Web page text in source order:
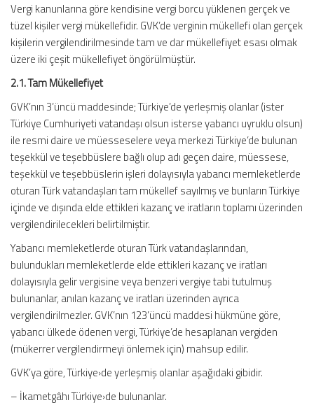
Vergi kanunlarına göre kendisine vergi borcu yüklenen gerçek ve
tüzel kişiler vergi mükellefidir. GVK’de verginin mükellefi olan gerçek
kişilerin vergilendirilmesinde tam ve dar mükellefiyet esası olmak
üzere iki çeşit mükellefiyet öngörülmüştür.
2.1. Tam Mükellefiyet
GVK’nın 3’üncü maddesinde; Türkiye’de yerleşmiş olanlar (ister
Türkiye Cumhuriyeti vatandaşı olsun isterse yabancı uyruklu olsun)
ile resmi daire ve müesseselere veya merkezi Türkiye’de bulunan
teşekkül ve teşebbüslere bağlı olup adı geçen daire, müessese,
teşekkül ve teşebbüslerin işleri dolayısıyla yabancı memleketlerde
oturan Türk vatandaşları tam mükellef sayılmış ve bunların Türkiye
içinde ve dışında elde ettikleri kazanç ve iratların toplamı üzerinden
vergilendirilecekleri belirtilmiştir.
Yabancı memleketlerde oturan Türk vatandaşlarından,
bulundukları memleketlerde elde ettikleri kazanç ve iratları
dolayısıyla gelir vergisine veya benzeri vergiye tabi tutulmuş
bulunanlar, anılan kazanç ve iratları üzerinden ayrıca
vergilendirilmezler. GVK’nın 123’üncü maddesi hükmüne göre,
yabancı ülkede ödenen vergi, Türkiye’de hesaplanan vergiden
(mükerrer vergilendirmeyi önlemek için) mahsup edilir.
GVK’ya göre, Türkiye›de yerleşmiş olanlar aşağıdaki gibidir.
– İkametgâhı Türkiye›de bulunanlar.